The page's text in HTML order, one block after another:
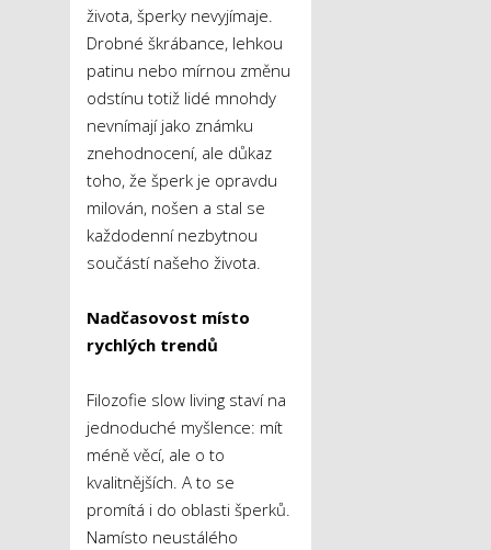
života, šperky nevyjímaje.
Drobné škrábance, lehkou
patinu nebo mírnou změnu
odstínu totiž lidé mnohdy
nevnímají jako známku
znehodnocení, ale důkaz
toho, že šperk je opravdu
milován, nošen a stal se
každodenní nezbytnou
součástí našeho života.
Nadčasovost místo
rychlých trendů
Filozofie slow living staví na
jednoduché myšlence: mít
méně věcí, ale o to
kvalitnějších. A to se
promítá i do oblasti šperků.
Namísto neustálého